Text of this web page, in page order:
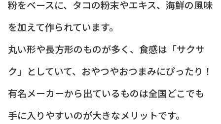
粉をベースに、タコの粉末やエキス、海鮮の風味
を加えて作られています。
丸い形や長方形のものが多く、食感は「サクサ
ク」としていて、おやつやおつまみにぴったり！
有名メーカーから出ているものは全国どこでも
手に入りやすいのが大きなメリットです。